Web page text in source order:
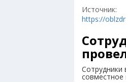
Источник:
https://
Сотрудники
совместное